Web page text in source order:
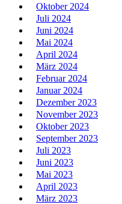
Oktober 2024
Juli 2024
Juni 2024
Mai 2024
April 2024
März 2024
Februar 2024
Januar 2024
Dezember 2023
November 2023
Oktober 2023
September 2023
Juli 2023
Juni 2023
Mai 2023
April 2023
März 2023